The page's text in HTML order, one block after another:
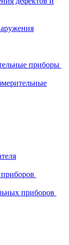
приборы
приборов